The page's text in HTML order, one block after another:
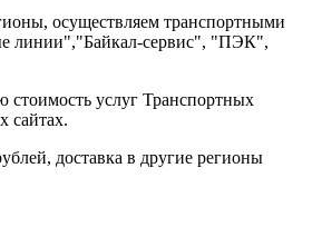
осуществляем транспортными
линии","Байкал-сервис", "ПЭК",
стоимость услуг Транспортных
сайтах.
доставка в другие регионы